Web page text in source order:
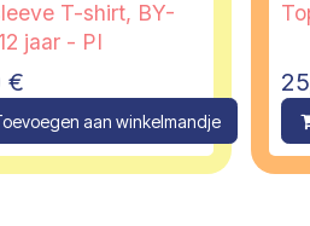
T-shirt, BY-
jaar - PI
€
aan winkelmandje